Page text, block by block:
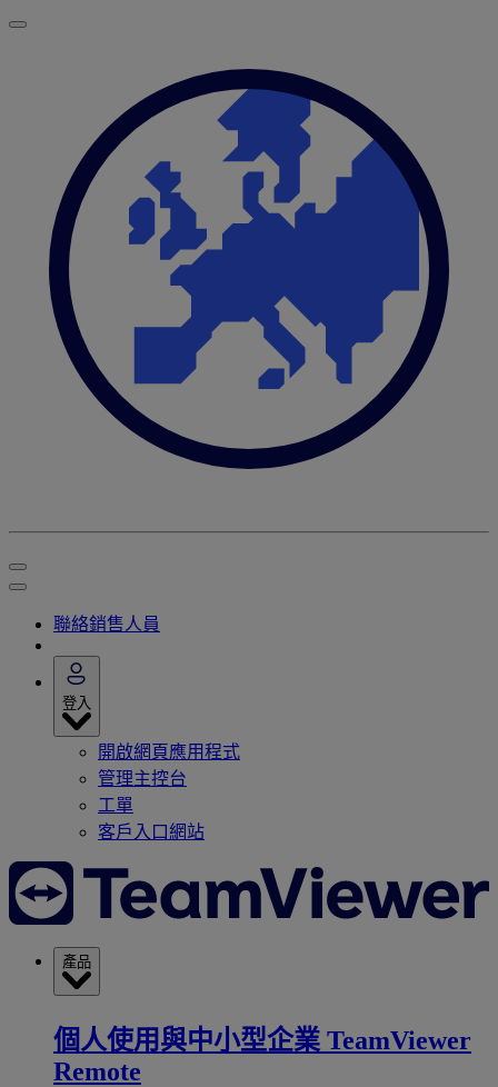
聯絡銷售人員
登入
開啟網頁應用程式
管理主控台
工單
客戶入口網站
產品
個人使用與中小型企業 TeamViewer
Remote